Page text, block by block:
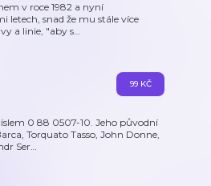
v roce 1982 a nyní
letech, snad že mu stále více
a linie, "aby s…
0 88 0507-10. Jeho původní
Torquato Tasso, John Donne,
Ser…
99 KČ